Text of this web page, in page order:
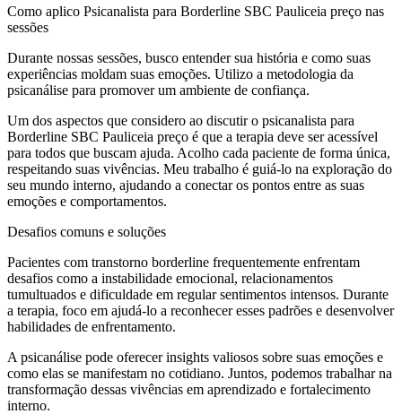
Como aplico Psicanalista para Borderline SBC Pauliceia preço nas
sessões
Durante nossas sessões, busco entender sua história e como suas
experiências moldam suas emoções. Utilizo a metodologia da
psicanálise para promover um ambiente de confiança.
Um dos aspectos que considero ao discutir o psicanalista para
Borderline SBC Pauliceia preço é que a terapia deve ser acessível
para todos que buscam ajuda. Acolho cada paciente de forma única,
respeitando suas vivências. Meu trabalho é guiá-lo na exploração do
seu mundo interno, ajudando a conectar os pontos entre as suas
emoções e comportamentos.
Desafios comuns e soluções
Pacientes com transtorno borderline frequentemente enfrentam
desafios como a instabilidade emocional, relacionamentos
tumultuados e dificuldade em regular sentimentos intensos. Durante
a terapia, foco em ajudá-lo a reconhecer esses padrões e desenvolver
habilidades de enfrentamento.
A psicanálise pode oferecer insights valiosos sobre suas emoções e
como elas se manifestam no cotidiano. Juntos, podemos trabalhar na
transformação dessas vivências em aprendizado e fortalecimento
interno.